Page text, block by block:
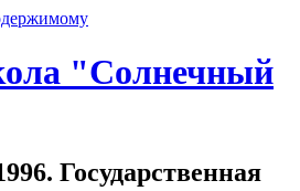
"Солнечный
Государственная